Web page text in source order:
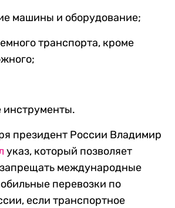
машины и оборудование;
транспорта, кроме
инструменты.
президент России Владимир
указ, который позволяет
международные
перевозки по
если транспортное